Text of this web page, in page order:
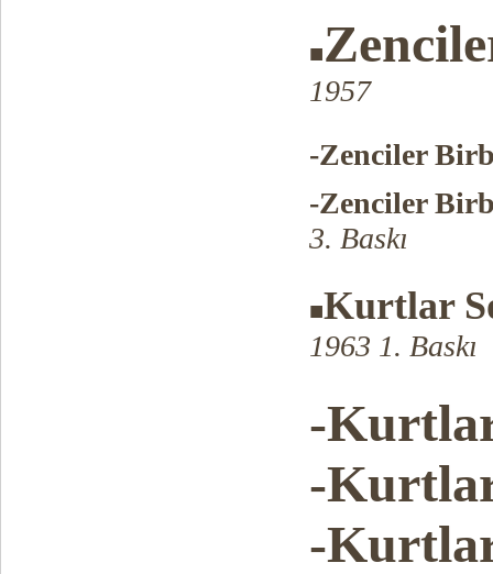
■
1957
-Zenciler
-Zenciler
3. Baskı
■Kurtlar
1963 1. Baskı
-
-
-